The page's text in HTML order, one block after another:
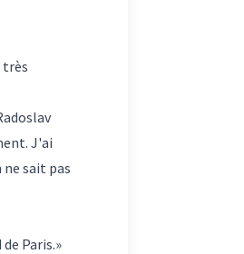
très
J'ai
sait pas
Paris.»